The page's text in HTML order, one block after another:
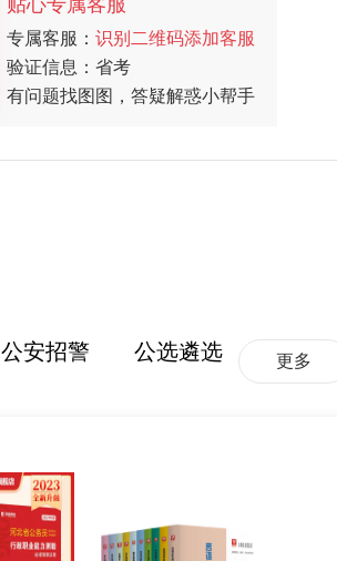
贴心专属客服
专属客服： 识别二维码添加客服
验证信息：省考
有问题找图图，答疑解惑小帮手
公安招警 公选遴选 更多